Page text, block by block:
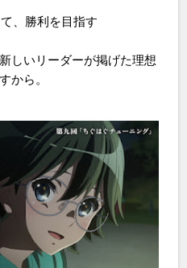
、勝利を目指す
しいリーダーが掲げた理想
から。